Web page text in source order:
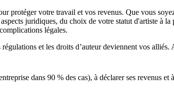
protéger votre travail et vos revenus. Que vous
juridiques, du choix de votre statut d'artiste à
légales.
et les droits d’auteur deviennent vos
dans 90 % des cas), à déclarer ses revenus